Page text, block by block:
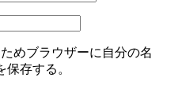
めブラウザーに自分の名
存する。